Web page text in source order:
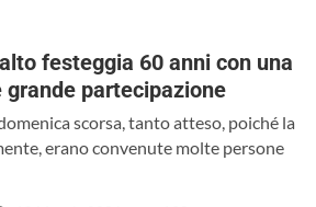
festeggia 60 anni con una
grande partecipazione
scorsa, tanto atteso, poiché la
erano convenute molte persone